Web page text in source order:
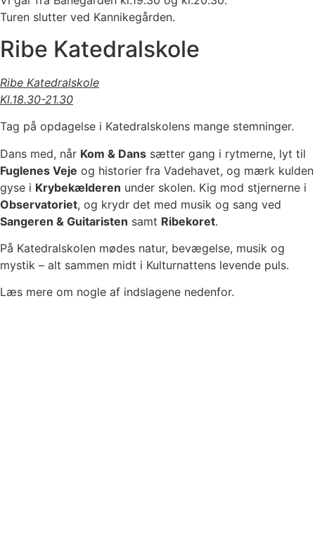
Turen slutter ved Kannikegården.
Ribe Katedralskole
Ribe Katedralskole
Kl.18.30-21.30
Tag på opdagelse i Katedralskolens mange stemninger.
Dans med, når Kom & Dans sætter gang i rytmerne, lyt til
Fuglenes Veje og historier fra Vadehavet, og mærk kulden
gyse i Krybekælderen under skolen. Kig mod stjernerne i
Observatoriet, og krydr det med musik og sang ved
Sangeren & Guitaristen samt Ribekoret.
På Katedralskolen mødes natur, bevægelse, musik og
mystik – alt sammen midt i Kulturnattens levende puls.
Læs mere om nogle af indslagene nedenfor.